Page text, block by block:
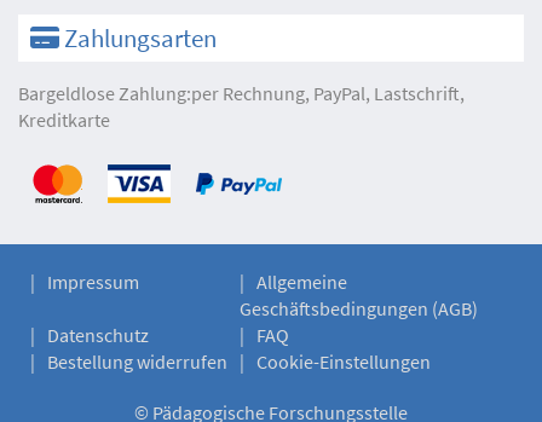
Zahlungsarten
Bargeldlose Zahlung:per Rechnung, PayPal, Lastschrift,
Kreditkarte
Impressum
Allgemeine
Geschäftsbedingungen (AGB)
Datenschutz
FAQ
Bestellung widerrufen
Cookie-Einstellungen
© Pädagogische Forschungsstelle